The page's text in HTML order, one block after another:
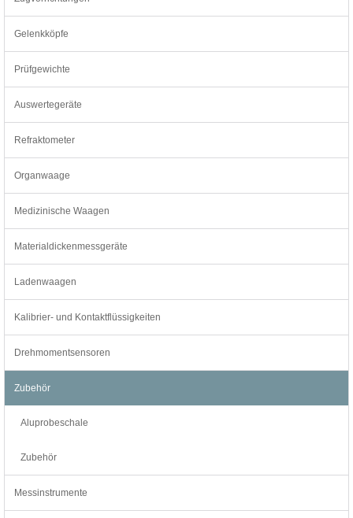
Gelenkköpfe
Prüfgewichte
Auswertegeräte
Refraktometer
Organwaage
Medizinische Waagen
Materialdickenmessgeräte
Ladenwaagen
Kalibrier- und Kontaktflüssigkeiten
Drehmomentsensoren
Zubehör
Aluprobeschale
Zubehör
Messinstrumente